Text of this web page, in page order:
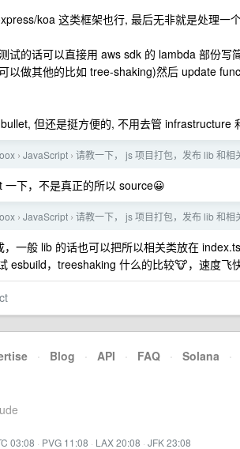
koa 这类框架也行, 最后无非就是处理一
试的话可以直接用 aws sdk 的 lambda 部份写
以做其他的比如 tree-shaking)然后 update
但还是挺方便的, 不用去管 infrastructure
› JavaScript › 请教一下， js 项目打包，发布 lib 和相
一下，不是真正的所以 source😀
› JavaScript › 请教一下， js 项目打包，发布 lib 和相
一般 lib 的话也可以把所以相关类放在
esbuild，treeshaking 什么的比较🐮，速度飞快
· Blog · API · FAQ · Solana ·
03:08 · PVG 11:08 · LAX 20:08 · JFK 23:08